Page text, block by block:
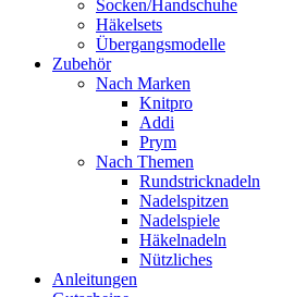
Socken/Handschuhe
Häkelsets
Übergangsmodelle
Zubehör
Nach Marken
Knitpro
Addi
Prym
Nach Themen
Rundstricknadeln
Nadelspitzen
Nadelspiele
Häkelnadeln
Nützliches
Anleitungen